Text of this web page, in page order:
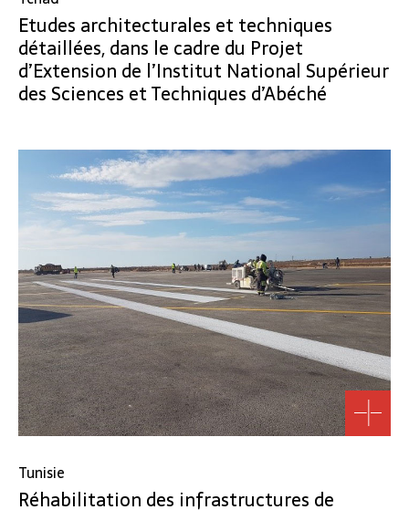
Etudes architecturales et techniques
détaillées, dans le cadre du Projet
d’Extension de l’Institut National Supérieur
des Sciences et Techniques d’Abéché
Tunisie
Réhabilitation des infrastructures de